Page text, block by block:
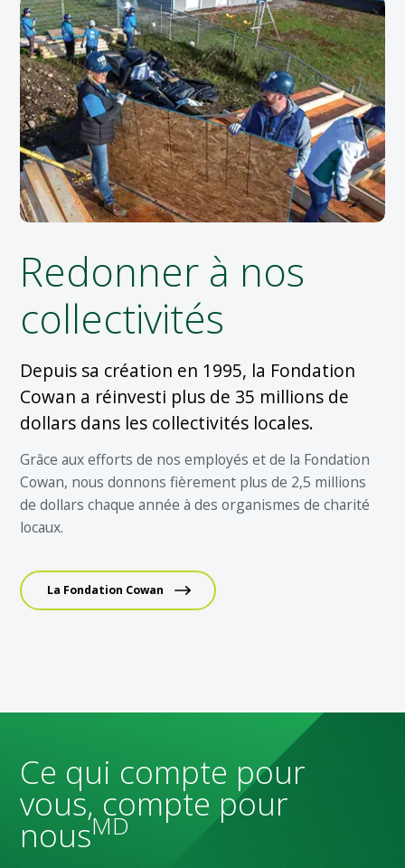
Redonner à nos
collectivités
Depuis sa création en 1995, la Fondation
Cowan a réinvesti plus de 35 millions de
dollars dans les collectivités locales.
Grâce aux efforts de nos employés et de la Fondation
Cowan, nous donnons fièrement plus de 2,5 millions
de dollars chaque année à des organismes de charité
locaux.
La Fondation Cowan
Ce qui compte pour
vous, compte pour
nousMD